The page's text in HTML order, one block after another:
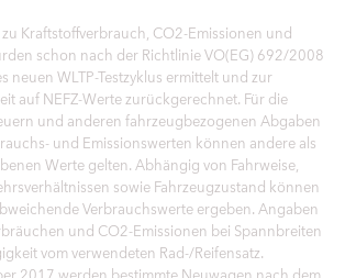
Kraftstoffverbrauch, CO2-Emissionen und
schon nach der Richtlinie VO(EG) 692/2008
neuen WLTP-Testzyklus ermittelt und zur
auf NEFZ-Werte zurückgerechnet. Für die
und anderen fahrzeugbezogenen Abgaben
und Emissionswerten können andere als
Werte gelten. Abhängig von Fahrweise,
sowie Fahrzeugzustand können
Verbrauchswerte ergeben. Angaben
und CO2-Emissionen bei Spannbreiten
vom verwendeten Rad-/Reifensatz.